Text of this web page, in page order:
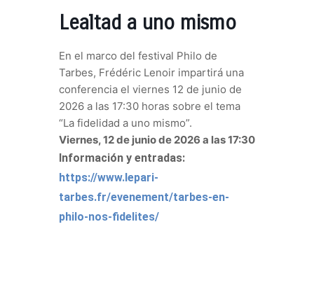
Lealtad a uno mismo
En el marco del festival Philo de
Tarbes, Frédéric Lenoir impartirá una
conferencia el viernes 12 de junio de
2026 a las 17:30 horas sobre el tema
“La fidelidad a uno mismo”.
Viernes, 12 de junio de 2026 a las 17:30
Información y entradas:
https://www.lepari-
tarbes.fr/evenement/tarbes-en-
philo-nos-fidelites/